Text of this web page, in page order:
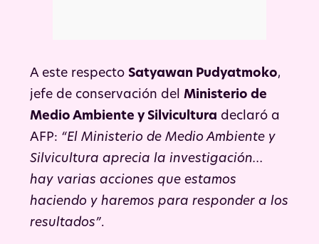
A este respecto Satyawan Pudyatmoko,
jefe de conservación del Ministerio de
Medio Ambiente y Silvicultura declaró a
AFP: “El Ministerio de Medio Ambiente y
Silvicultura aprecia la investigación…
hay varias acciones que estamos
haciendo y haremos para responder a los
resultados”.